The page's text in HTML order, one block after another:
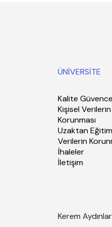
ÜNİVERSİTE
Kalite
Kişisel Verilerin
Korunması
Uzaktan
Verilerin
İhaleler
İletişim
Kerem